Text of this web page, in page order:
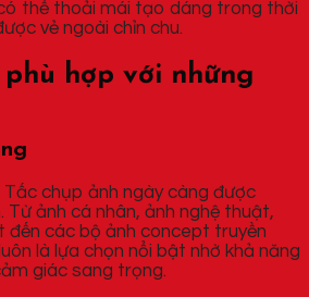
thể thoải mái tạo dáng trong thời
vẻ ngoài chỉn chu.
hợp với những
Tấc chụp ảnh ngày càng được
Từ ảnh cá nhân, ảnh nghệ thuật,
đến các bộ ảnh concept truyền
là lựa chọn nổi bật nhờ khả năng
giác sang trọng.